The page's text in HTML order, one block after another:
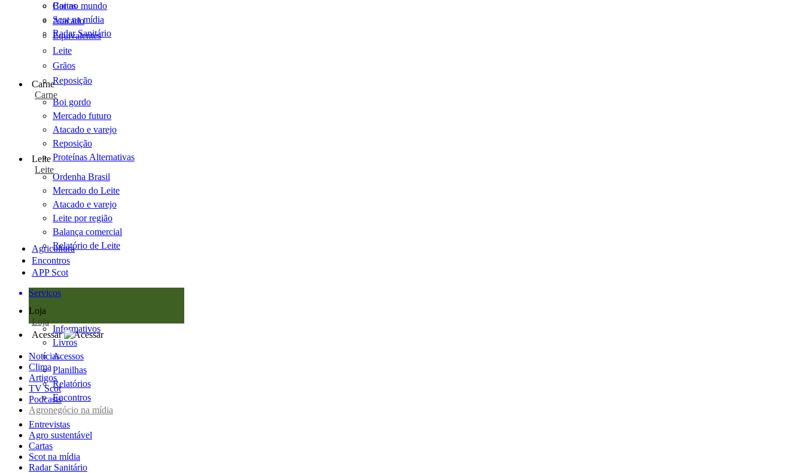
Cartas
Scot na mídia
Radar Sanitário
Boi no mundo
Atacado
Equivalentes
Leite
Grãos
Reposição
Carne
Carne
Boi gordo
Mercado futuro
Atacado e varejo
Reposição
Proteínas Alternativas
Leite
Leite
Ordenha Brasil
Mercado do Leite
Atacado e varejo
Leite por região
Balança comercial
Relatório de Leite
Agricultura
Encontros
APP Scot
Serviços
Loja
Loja
Informativos
Livros
Acessos
Planilhas
Relatórios
Encontros
Acessar
Notícias
Clima
Artigos
TV Scot
Podcasts
Agronegócio na mídia
Entrevistas
Agro sustentável
Cartas
Scot na mídia
Radar Sanitário